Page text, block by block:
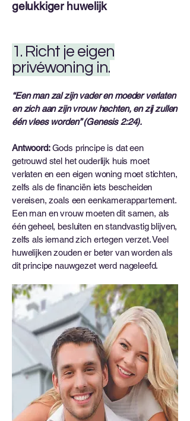
gelukkiger huwelijk
1. Richt je eigen
privéwoning in.
“Een man zal zijn vader en moeder verlaten
en zich aan zijn vrouw hechten, en zij zullen
één vlees worden” (Genesis 2:24).
Antwoord:Gods principe is dat een
getrouwd stel het ouderlijk huis moet
verlaten en een eigen woning moet stichten,
zelfs als de financiën iets bescheiden
vereisen, zoals een eenkamerappartement.
Een man en vrouw moeten dit samen, als
één geheel, besluiten en standvastig blijven,
zelfs als iemand zich ertegen verzet. Veel
huwelijken zouden er beter van worden als
dit principe nauwgezet werd nageleefd.